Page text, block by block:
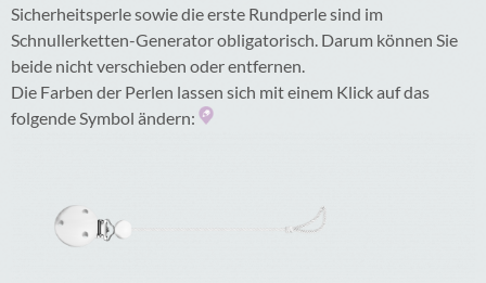
Sicherheitsperle sowie die erste Rundperle sind im
Schnullerketten-Generator obligatorisch. Darum können Sie
beide nicht verschieben oder entfernen.
Die Farben der Perlen lassen sich mit einem Klick auf das
folgende Symbol ändern: